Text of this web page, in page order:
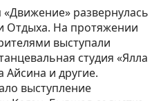
«Движение» развернулась
Отдыха. На протяжении
выступали
студия «Ялла
Айсина и другие.
выступление